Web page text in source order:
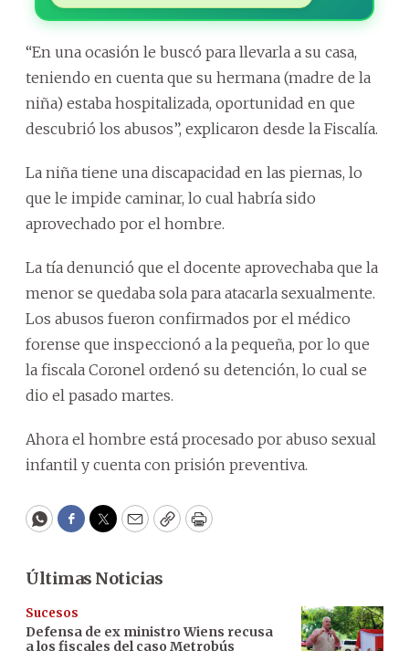
“En una ocasión le buscó para llevarla a su casa,
teniendo en cuenta que su hermana (madre de la
niña) estaba hospitalizada, oportunidad en que
descubrió los abusos”, explicaron desde la Fiscalía.
La niña tiene una discapacidad en las piernas, lo
que le impide caminar, lo cual habría sido
aprovechado por el hombre.
La tía denunció que el docente aprovechaba que la
menor se quedaba sola para atacarla sexualmente.
Los abusos fueron confirmados por el médico
forense que inspeccionó a la pequeña, por lo que
la fiscala Coronel ordenó su detención, lo cual se
dio el pasado martes.
Ahora el hombre está procesado por abuso sexual
infantil y cuenta con prisión preventiva.
WhatsApp
Facebook
Twitter
EmailCopyPrint
Últimas Noticias
Sucesos
Defensa de ex ministro Wiens recusa
a los fiscales del caso Metrobús